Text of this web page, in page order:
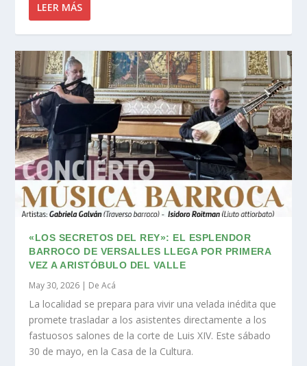
LEER MÁS
«LOS SECRETOS DEL REY»: EL ESPLENDOR
BARROCO DE VERSALLES LLEGA POR PRIMERA
VEZ A ARISTÓBULO DEL VALLE
May 30, 2026 | De Acá
La localidad se prepara para vivir una velada inédita que
promete trasladar a los asistentes directamente a los
fastuosos salones de la corte de Luis XIV. Este sábado
30 de mayo, en la Casa de la Cultura.